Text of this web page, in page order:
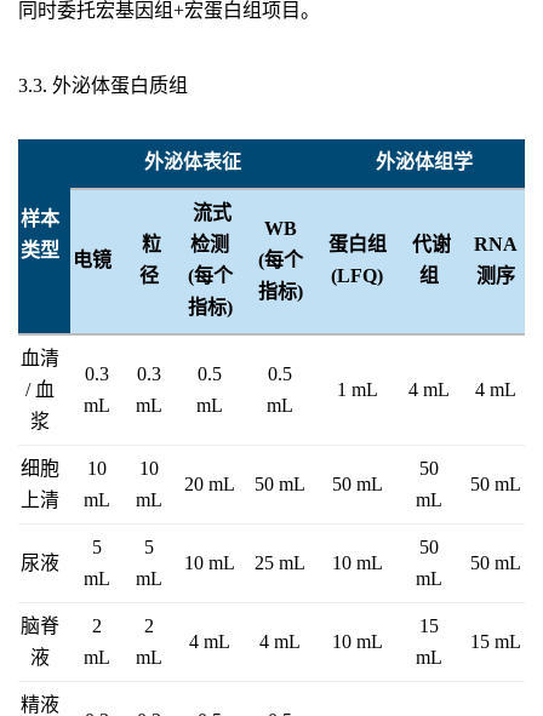
同时委托宏基因组+宏蛋白组项目。
3.3. 外泌体蛋白质组
样本
类型
外泌体表征 外泌体组学
电镜
粒
径
流式
检测
(每个
指标)
WB
(每个
指标)
蛋白组
(LFQ)
代谢
组
RNA
测序
血清
/ 血
浆
0.3
mL
0.3
mL
0.5
mL
0.5
mL
1 mL 4 mL 4 mL
细胞
上清
10
mL
10
mL
20 mL 50 mL 50 mL
50
mL
50 mL
尿液
5
mL
5
mL
10 mL 25 mL 10 mL
50
mL
50 mL
脑脊
液
2
mL
2
mL
4 mL 4 mL 10 mL
15
mL
15 mL
精液